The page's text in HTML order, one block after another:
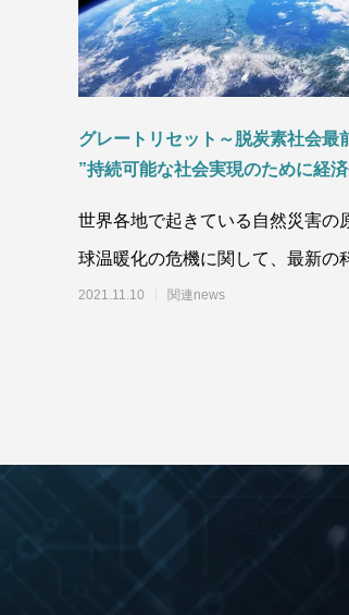
グレートリセット～脱炭素社会最
”持続可能な社会実現のために経済
世界各地で起きている自然災害の
球温暖化の危機に関して、最新の
めた国連の気候変動に関する政府
2021.11.10 関連news